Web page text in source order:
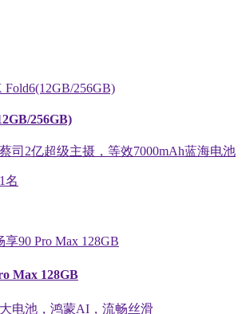
256GB)
司2亿超级主摄，等效7000mAh蓝海电池
1名
Max 128GB
电池，鸿蒙AI，流畅丝滑